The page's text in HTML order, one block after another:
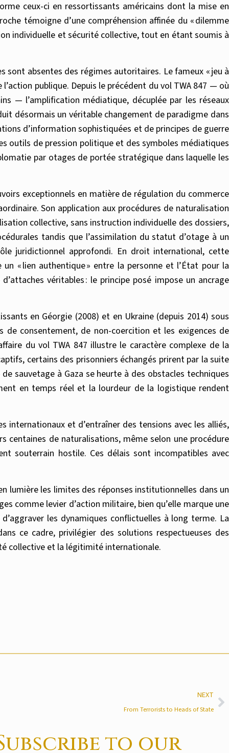
ceux-ci en ressortissants américains dont la mise en
témoigne d’une compréhension affinée du « dilemme
individuelle et sécurité collective, tout en étant soumis à
absentes des régimes autoritaires. Le fameux « jeu à
publique. Depuis le précédent du vol TWA 847 — où
— l’amplification médiatique, décuplée par les réseaux
désormais un véritable changement de paradigme dans
d’information sophistiquées et de principes de guerre
outils de pression politique et des symboles médiatiques
par otages de portée stratégique dans laquelle les
exceptionnels en matière de régulation du commerce
Son application aux procédures de naturalisation
collective, sans instruction individuelle des dossiers,
tandis que l’assimilation du statut d’otage à un
juridictionnel approfondi. En droit international, cette
« lien authentique » entre la personne et l’État pour la
véritables : le principe posé impose un ancrage
en Géorgie (2008) et en Ukraine (depuis 2014) sous
de consentement, de non-coercition et les exigences de
du vol TWA 847 illustre le caractère complexe de la
certains des prisonniers échangés prirent par la suite
sauvetage à Gaza se heurte à des obstacles techniques
en temps réel et la lourdeur de la logistique rendent
internationaux et d’entraîner des tensions avec les alliés,
centaines de naturalisations, même selon une procédure
souterrain hostile. Ces délais sont incompatibles avec
lumière les limites des réponses institutionnelles dans un
comme levier d’action militaire, bien qu’elle marque une
les dynamiques conflictuelles à long terme. La
ce cadre, privilégier des solutions respectueuses des
collective et la légitimité internationale.
NEXT
From Terrorists to Heads of State
to our